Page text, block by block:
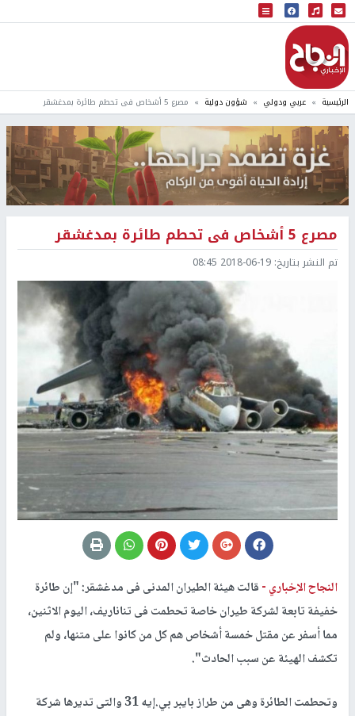
البث المباشر
إذاعة النجاح
الرئيسية عربي ودولي شؤون دولية مصرع 5 أشخاص فى تحطم طائرة بمدغشقر
مصرع 5 أشخاص فى تحطم طائرة بمدغشقر
تم النشر بتاريخ: 2018-06-19 08:45
النجاح الإخباري -قالت هيئة الطيران المدنى فى مدغشقر: "إن طائرة
خفيفة تابعة لشركة طيران خاصة تحطمت فى تناناريف، اليوم الاثنين،
مما أسفر عن مقتل خمسة أشخاص هم كل من كانوا على متنها، ولم
تكشف الهيئة عن سبب الحادث".
وتحطمت الطائرة وهى من طراز بايبر بي.إيه 31 والتى تديرها شركة